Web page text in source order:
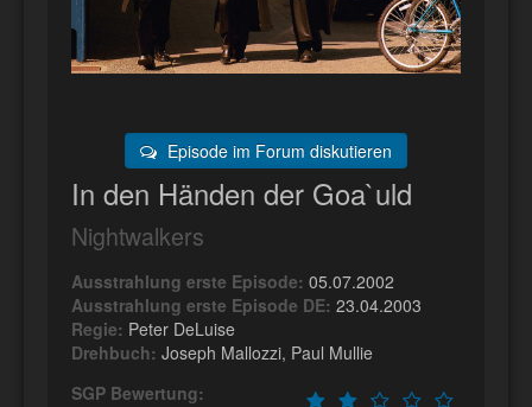
Episode im Forum diskutieren
In den Händen der Goa`uld
Nightwalkers
Ausstrahlung erste Episode: 05.07.2002
Ausstrahlung erste Episode DE: 23.04.2003
Regie: Peter DeLuise
Drehbuch: Joseph Mallozzi, Paul Mullie
SGP Bewertung: